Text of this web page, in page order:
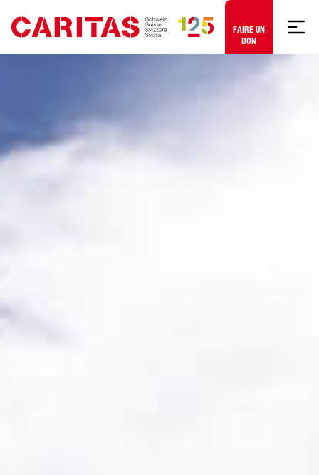
Aller au contenu
FAIRE UN
DON